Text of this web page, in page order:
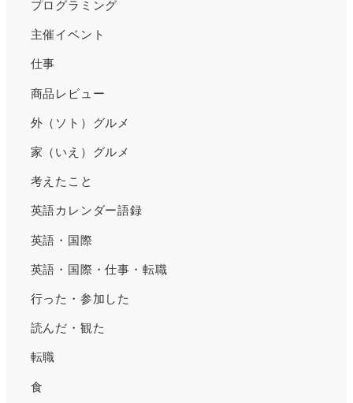
プログラミング
主催イベント
仕事
商品レビュー
外（ソト）グルメ
家（いえ）グルメ
考えたこと
英語カレンダー語録
英語・国際
英語・国際・仕事・転職
行った・参加した
読んだ・観た
転職
食